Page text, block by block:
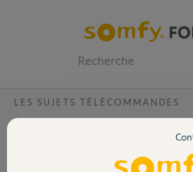
Volet
LES SUJETS TÉLÉCOMMANDES
smoove origin io + easy